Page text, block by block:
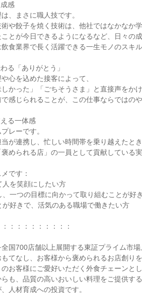
感
、まさに職人技です。
や餃子を焼く技術は、他社ではなかなか
とが今日できるようになるなど、日々の成
食業界で長く活躍できる一生モノのスキル
る「ありがとう」
心を込めた接客によって、
かった」「ごちそうさま」と直接声をかけ
感じられることが、この仕事ならではのや
る一体感
レーです。
が連携し、忙しい時間帯を乗り越えたと
められる店」の一員として貢献している実
です：
人を笑顔にしたい方
、一つの目標に向かって取り組むことが好
が好きで、活気のある職場で働きたい方
：：：：：：：：：
全国700店舗以上展開する東証プライム市場
てなし、お客様から褒められるお店創りを
お客様にご愛好いただく外食チェーンと
も、品質の高いおいしい料理をご提供する
人材育成への投資です。